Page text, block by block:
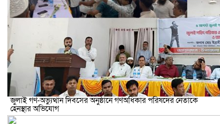
জুলাই গণ-অভ্যুত্থান দিবসের অনুষ্ঠানে গণঅধিকার পরিষদের নেতাকে
হেনস্থার অভিযোগ